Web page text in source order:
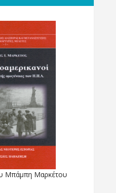
Μπάμπη Μαρκέτου